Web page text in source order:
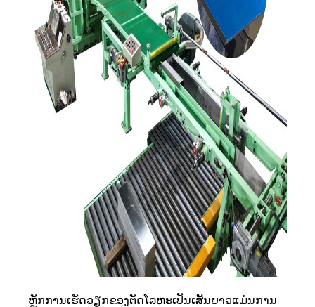
ຫຼັກ​ການ​ເຮັດ​ວຽກ​ຂອງ​ຕັດໂລຫະເປັນເສັ້ນຍາວແມ່ນການ